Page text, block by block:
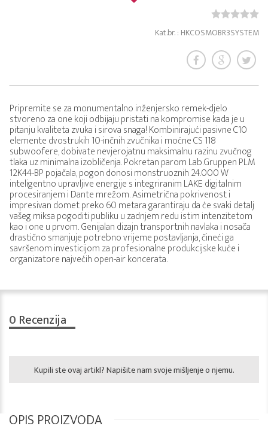
Kat.br. : HKCOSMOBR3SYSTEM
Pripremite se za monumentalno inženjersko remek-djelo
stvoreno za one koji odbijaju pristati na kompromise kada je u
pitanju kvaliteta zvuka i sirova snaga! Kombinirajući pasivne C10
elemente dvostrukih 10-inčnih zvučnika i moćne CS 118
subwoofere, dobivate nevjerojatnu maksimalnu razinu zvučnog
tlaka uz minimalna izobličenja. Pokretan parom Lab.Gruppen PLM
12K44-BP pojačala, pogon donosi monstruoznih 24.000 W
inteligentno upravljive energije s integriranim LAKE digitalnim
procesiranjem i Dante mrežom. Asimetrična pokrivenost i
impresivan domet preko 60 metara garantiraju da će svaki detalj
vašeg miksa pogoditi publiku u zadnjem redu istim intenzitetom
kao i one u prvom. Genijalan dizajn transportnih navlaka i nosača
drastično smanjuje potrebno vrijeme postavljanja, čineći ga
savršenom investicijom za profesionalne produkcijske kuće i
organizatore najvećih open-air koncerata.
0 Recenzija
Kupili ste ovaj artikl? Napišite nam svoje mišljenje o njemu.
OPIS PROIZVODA